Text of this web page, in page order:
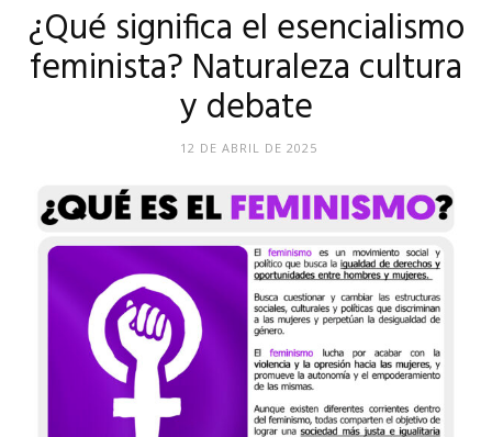
¿Qué significa el esencialismo
feminista? Naturaleza cultura
y debate
12 DE ABRIL DE 2025